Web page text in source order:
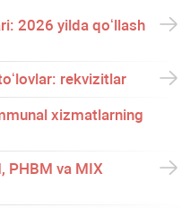
2026 yilda qoʻllash
rekvizitlar
хizmatlarning
PHBM va MIX